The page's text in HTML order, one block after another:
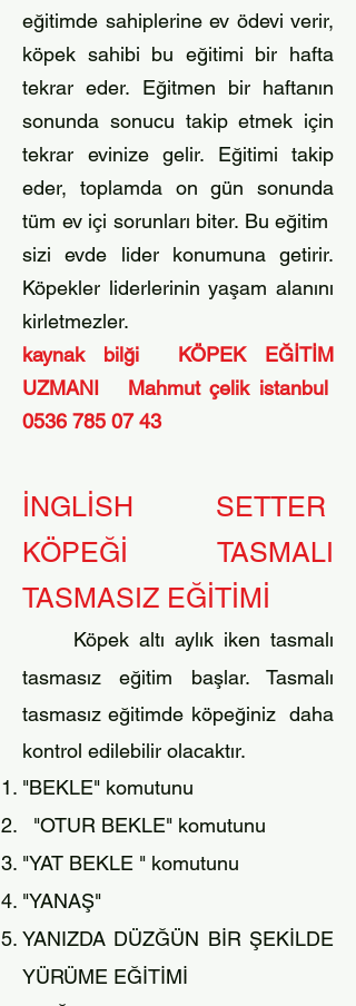
eğitimde sahiplerine ev ödevi verir,
köpek sahibi bu eğitimi bir hafta
tekrar eder. Eğitmen bir haftanın
sonunda sonucu takip etmek için
tekrar evinize gelir. Eğitimi takip
eder, toplamda on gün sonunda
tüm ev içi sorunları biter. Bu eğitim
sizi evde lider konumuna getirir.
Köpekler liderlerinin yaşam alanını
kirletmezler.​
kaynak bilği KÖPEK EĞİTİM
UZMANI Mahmut çelik istanbul
0536 785 07 43
İNGLİSH SETTER
KÖPEĞİ TASMALI
TASMASIZ EĞİTİMİ
Köpek altı aylık iken tasmalı
tasmasız eğitim başlar. Tasmalı
tasmasız eğitimde köpeğiniz daha
kontrol edilebilir olacaktır.
"BEKLE" komutunu
"OTUR BEKLE" komutunu
"YAT BEKLE " komutunu
"YANAŞ"
YANIZDA DÜZĞÜN BİR ŞEKİLDE
YÜRÜME EĞİTİMİ